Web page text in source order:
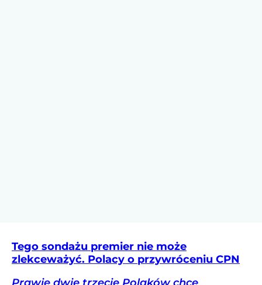
Tego sondażu premier nie może
zlekceważyć. Polacy o przywróceniu CPN